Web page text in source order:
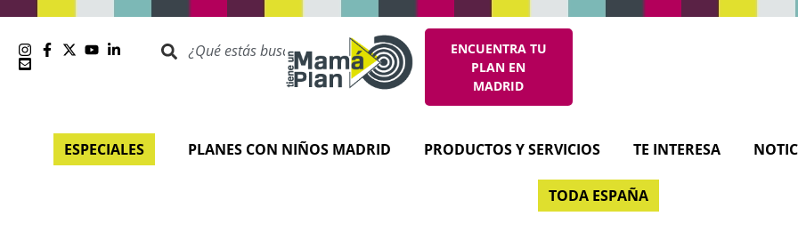
ENCUENTRA TU
PLAN EN
MADRID
ESPECIALES PLANES CON NIÑOS MADRID PRODUCTOS Y SERVICIOS TE INTERESA
TODA ESPAÑA